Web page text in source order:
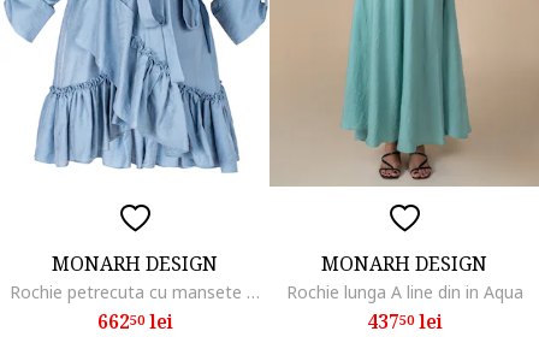
MONARH DESIGN
Rochie petrecuta cu mansete late si volan
66250lei
MONARH DESIGN
Rochie lunga A line din in Aqua
43750lei